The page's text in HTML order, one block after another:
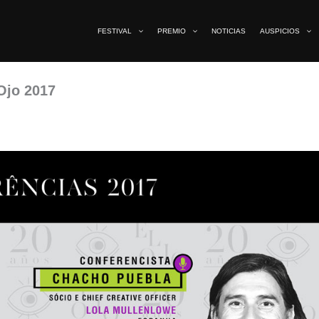
FESTIVAL PREMIO NOTICIAS AUSPICIOS
2017